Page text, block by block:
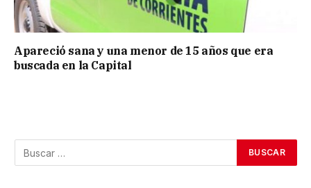
Apareció sana y una menor de 15 años que era
buscada en la Capital